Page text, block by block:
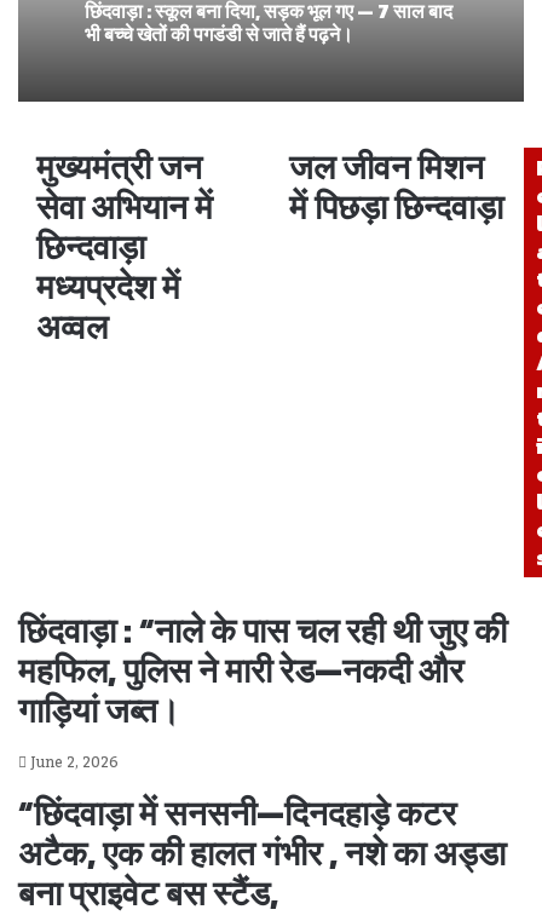
छिंदवाड़ा : स्कूल बना दिया, सड़क भूल गए — 7 साल बाद
भी बच्चे खेतों की पगडंडी से जाते हैं पढ़ने।
मुख्यमंत्री जन
सेवा अभियान में
छिन्दवाड़ा
मध्यप्रदेश में
अव्वल
जल जीवन मिशन
में पिछड़ा छिन्दवाड़ा
I
छिंदवाड़ा : “नाले के पास चल रही थी जुए की
महफिल, पुलिस ने मारी रेड—नकदी और
गाड़ियां जब्त।
June 2, 2026
“छिंदवाड़ा में सनसनी—दिनदहाड़े कटर
अटैक, एक की हालत गंभीर , नशे का अड्डा
बना प्राइवेट बस स्टैंड,